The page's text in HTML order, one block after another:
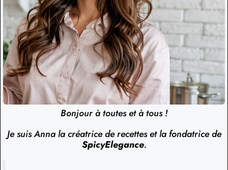
Bonjour à toutes et à tous !
Je suis Anna la créatrice de recettes et la fondatrice de
SpicyElegance.